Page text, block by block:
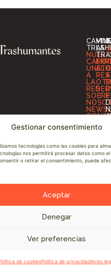
Gestionar consentimiento
tecnologías como las cookies para
nos permitirá procesar datos como
o retirar el consentimiento, puede
Aceptar
Denegar
Ver preferencias
de cookiesPolítica de privacidadAviso
ÚNETE
A
LA
RED
SOBRE
VIVE
LA
derechos reservados